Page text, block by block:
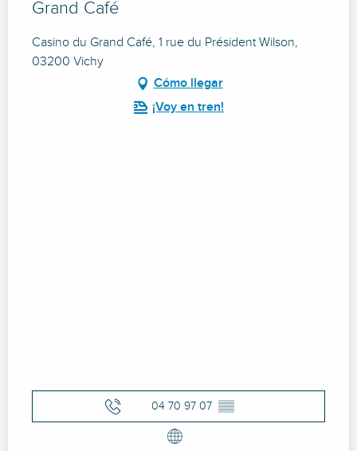
Grand Café
Casino du Grand Café, 1 rue du Président Wilson,
03200 Vichy
Cómo llegar
¡Voy en tren!
04 70 97 07 ▒▒